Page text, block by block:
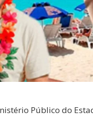
Público do